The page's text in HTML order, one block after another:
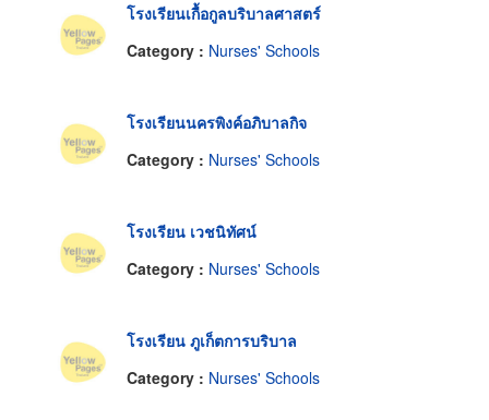
โรงเรียนเกื้อกูลบริบาลศาสตร์
Category : Nurses' Schools
โรงเรียนนครพิงค์อภิบาลกิจ
Category : Nurses' Schools
โรงเรียน เวชนิทัศน์
Category : Nurses' Schools
โรงเรียน ภูเก็ตการบริบาล
Category : Nurses' Schools